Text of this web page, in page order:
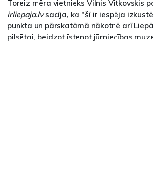
Toreiz mēra vietnieks Vilnis Vitkovskis
irliepaja.lvsacīja, ka "šī ir iespēja
punkta un pārskatāmā nākotnē arī
pilsētai, beidzot īstenot jūrniecības